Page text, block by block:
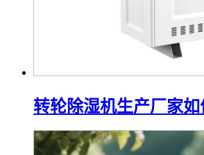
转轮除湿机生产厂家如